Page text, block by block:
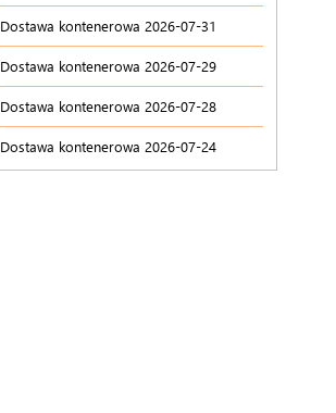
Dostawa kontenerowa 2026-07-31
Dostawa kontenerowa 2026-07-29
Dostawa kontenerowa 2026-07-28
Dostawa kontenerowa 2026-07-24